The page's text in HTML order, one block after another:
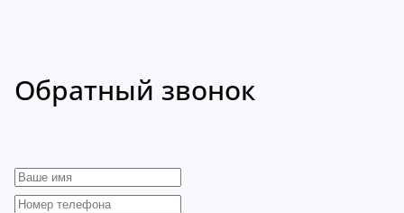
Обратный звонок